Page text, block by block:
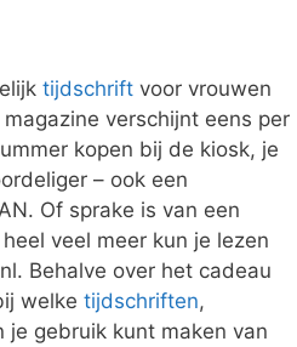
tijdschrift voor vrouwen
verschijnt eens per
kopen bij de kiosk, je
– ook een
Of sprake is van een
veel meer kun je lezen
Behalve over het cadeau
welke tijdschriften,
je gebruik kunt maken van